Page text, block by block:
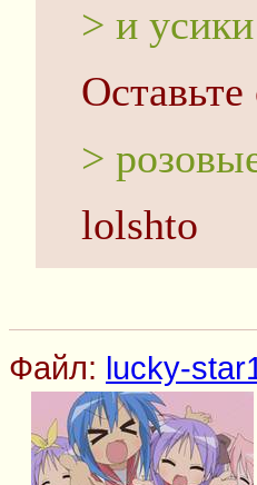
> и
>
lolshto
Файл: lucky-